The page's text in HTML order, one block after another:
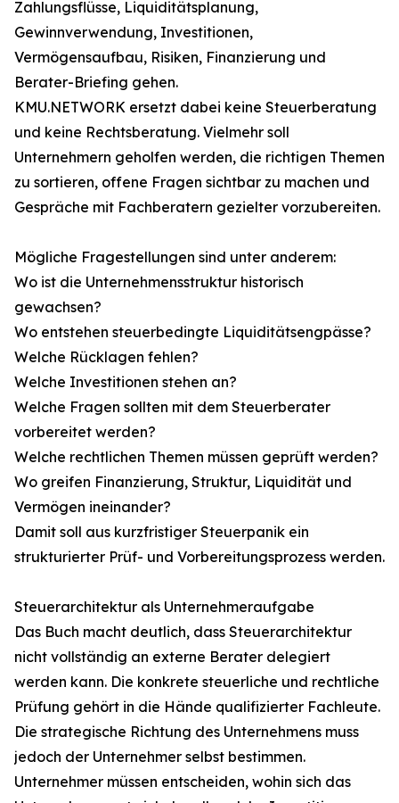
Zahlungsflüsse, Liquiditätsplanung,
Gewinnverwendung, Investitionen,
Vermögensaufbau, Risiken, Finanzierung und
Berater-Briefing gehen.
KMU.NETWORK ersetzt dabei keine Steuerberatung
und keine Rechtsberatung. Vielmehr soll
Unternehmern geholfen werden, die richtigen Themen
zu sortieren, offene Fragen sichtbar zu machen und
Gespräche mit Fachberatern gezielter vorzubereiten.
Mögliche Fragestellungen sind unter anderem:
Wo ist die Unternehmensstruktur historisch
gewachsen?
Wo entstehen steuerbedingte Liquiditätsengpässe?
Welche Rücklagen fehlen?
Welche Investitionen stehen an?
Welche Fragen sollten mit dem Steuerberater
vorbereitet werden?
Welche rechtlichen Themen müssen geprüft werden?
Wo greifen Finanzierung, Struktur, Liquidität und
Vermögen ineinander?
Damit soll aus kurzfristiger Steuerpanik ein
strukturierter Prüf- und Vorbereitungsprozess werden.
Steuerarchitektur als Unternehmeraufgabe
Das Buch macht deutlich, dass Steuerarchitektur
nicht vollständig an externe Berater delegiert
werden kann. Die konkrete steuerliche und rechtliche
Prüfung gehört in die Hände qualifizierter Fachleute.
Die strategische Richtung des Unternehmens muss
jedoch der Unternehmer selbst bestimmen.
Unternehmer müssen entscheiden, wohin sich das